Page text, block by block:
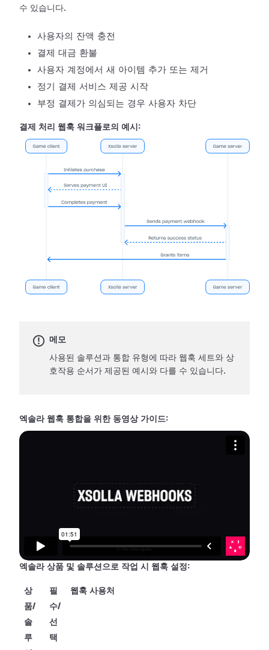
수 있습니다.
사용자의 잔액 충전
결제 대금 환불
사용자 계정에서 새 아이템 추가 또는 제거
정기 결제 서비스 제공 시작
부정 결제가 의심되는 경우 사용자 차단
결제 처리 웹훅 워크플로의 예시:
메모
사용된 솔루션과 통합 유형에 따라 웹훅 세트와 상
호작용 순서가 제공된 예시와 다를 수 있습니다.
엑솔라 웹훅 통합을 위한 동영상 가이드:
엑솔라 상품 및 솔루션으로 작업 시 웹훅 설정:
상
품/
솔
루
필
수/
선
택
웹훅 사용처